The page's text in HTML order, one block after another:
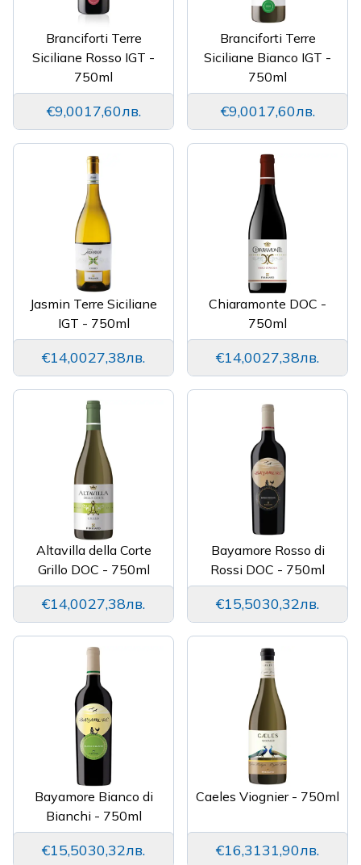
Branciforti Terre
Siciliane Rosso IGT -
750ml
€9,0017,60лв.
Branciforti Terre
Siciliane Bianco IGT -
750ml
€9,0017,60лв.
Jasmin Terre Siciliane
IGT - 750ml
€14,0027,38лв.
Chiaramonte DOC -
750ml
€14,0027,38лв.
Altavilla della Corte
Grillo DOC - 750ml
€14,0027,38лв.
Bayamore Rosso di
Rossi DOC - 750ml
€15,5030,32лв.
Bayamore Bianco di
Bianchi - 750ml
€15,5030,32лв.
Caeles Viognier - 750ml
€16,3131,90лв.